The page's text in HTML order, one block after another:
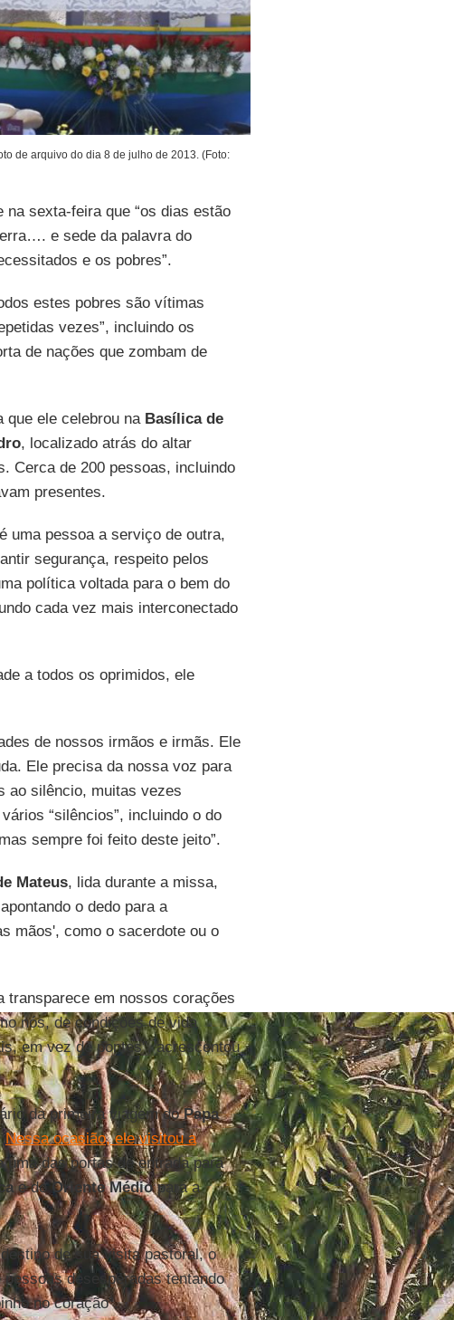
de arquivo do dia 8 de julho de 2013. (Foto:
sexta-feira que “os dias estão
e sede da palavra do
e os pobres”.
estes pobres são vítimas
vezes”, incluindo os
de nações que zombam de
ele celebrou na Basílica de
, localizado atrás do altar
Cerca de 200 pessoas, incluindo
presentes.
uma pessoa a serviço de outra,
segurança, respeito pelos
política voltada para o bem do
cada vez mais interconectado
a todos os oprimidos, ele
de nossos irmãos e irmãs. Ele
Ele precisa da nossa voz para
ao silêncio, muitas vezes
“silêncios”, incluindo o do
sempre foi feito deste jeito”.
Mateus, lida durante a missa,
o dedo para a
mãos', como o sacerdote ou o
transparece em nossos corações
nós, de condições de vida
em vez de pontes”, acrescentou
da primeira viagem doPapa
Nessa ocasião, ele visitou a
uma das portas de entrada para
e doOriente Médiopara a
de sua visita pastoral, o
desesperadas tentando
no coração”.